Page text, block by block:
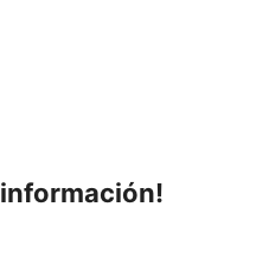
información!